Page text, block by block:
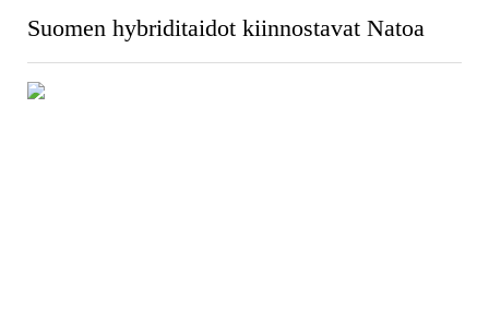
Suomen hybriditaidot kiinnostavat Natoa